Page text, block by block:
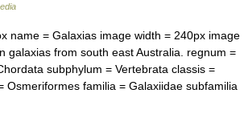
name = Galaxias image width = 240px image
galaxias from south east Australia. regnum =
subphylum = Vertebrata classis =
Osmeriformes familia = Galaxiidae subfamilia